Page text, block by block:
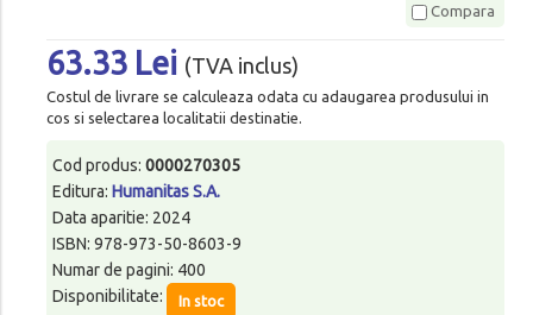
Compara
63.33 Lei (TVA inclus)
Costul de livrare se calculeaza odata cu adaugarea produsului in
cos si selectarea localitatii destinatie.
Cod produs: 0000270305
Editura: Humanitas S.A.
Data aparitie: 2024
ISBN: 978-973-50-8603-9
Numar de pagini: 400
Disponibilitate:
In stoc